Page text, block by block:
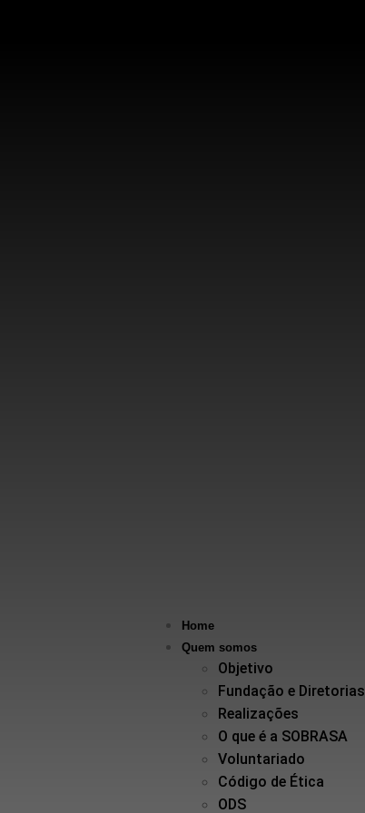
Home
Quem somos
Objetivo
Fundação e Diretorias
Realizações
O que é a SOBRASA
Voluntariado
Código de Ética
ODS